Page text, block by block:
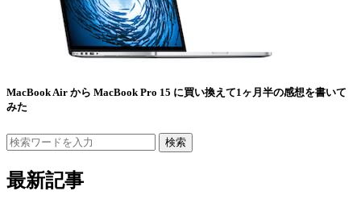
MacBook Air から MacBook Pro 15 に買い換えて1ヶ月半の感想を書いて
みた
検索
最新記事